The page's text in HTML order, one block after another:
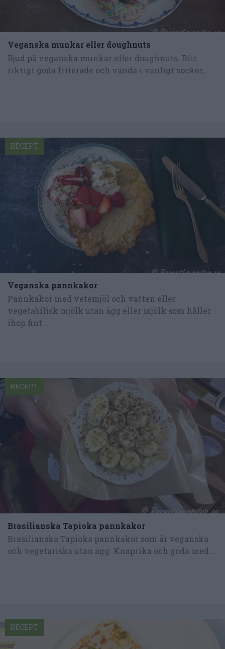
Veganska munkar eller doughnuts
Bjud på veganska munkar eller doughnuts. Blir
riktigt goda friterade och vända i vanligt socker,...
Veganska pannkakor
Pannkakor med vetemjöl och vatten eller
vegetabilisk mjölk utan ägg eller mjölk som håller
ihop fint...
RECEPT
Brasilianska Tapioka pannkakor
Brasilianska Tapioka pannkakor som är veganska
och vegetariska utan ägg. Knaprika och goda med...
RECEPT
RECEPT